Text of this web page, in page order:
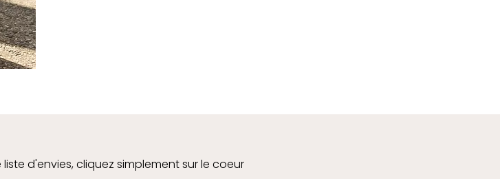
d'envies, cliquez simplement sur le coeur